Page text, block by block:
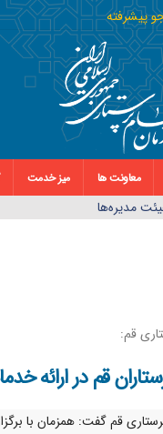
پیشرفته
معاونت ها میز خدمت
مدیره‌ها
قم:
قم در ارائه
قم گفت: همزمان با